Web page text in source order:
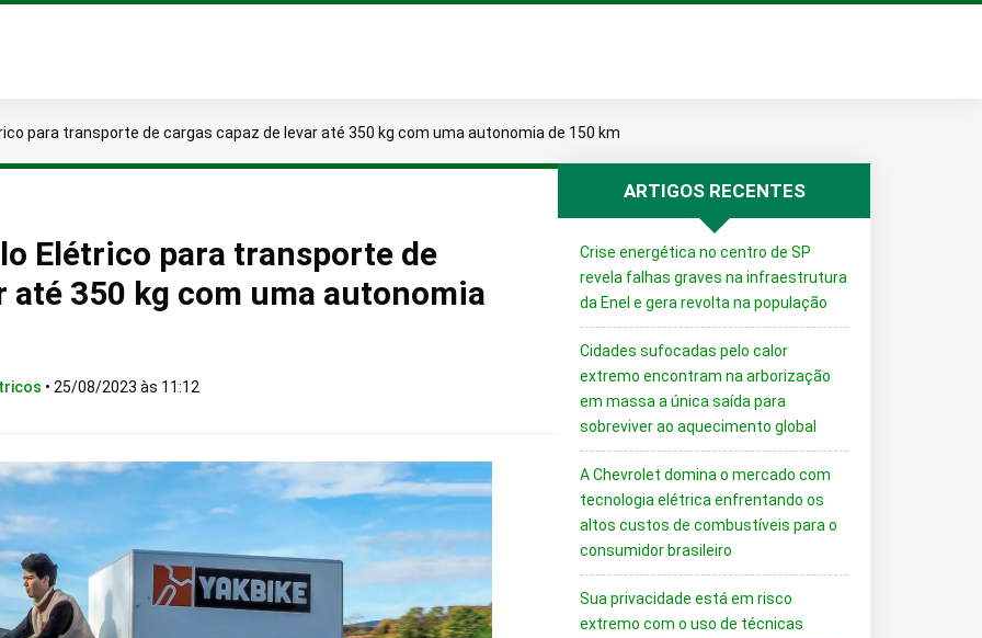
para transporte de cargas capaz de levar até 350 kg com uma autonomia de 150 km
Elétrico para transporte de
até 350 kg com uma autonomia
• 25/08/2023 às 11:12
ARTIGOS RECENTES
Crise energética no centro de SP
revela falhas graves na infraestrutura
da Enel e gera revolta na população
Cidades sufocadas pelo calor
extremo encontram na arborização
em massa a única saída para
sobreviver ao aquecimento global
A Chevrolet domina o mercado com
tecnologia elétrica enfrentando os
altos custos de combustíveis para o
consumidor brasileiro
Sua privacidade está em risco
extremo com o uso de técnicas